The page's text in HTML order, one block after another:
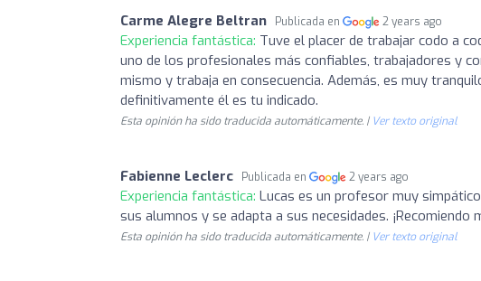
Carme Alegre Beltran Publicada en 2 years ago
Experiencia fantástica: Tuve el placer de trabajar codo a
uno de los profesionales más confiables, trabajadores y
mismo y trabaja en consecuencia. Además, es muy
definitivamente él es tu indicado.
Esta opinión ha sido traducida automáticamente. | Ver texto original
Fabienne Leclerc Publicada en 2 years ago
Experiencia fantástica: Lucas es un profesor muy
sus alumnos y se adapta a sus necesidades. ¡Recomiendo
Esta opinión ha sido traducida automáticamente. | Ver texto original